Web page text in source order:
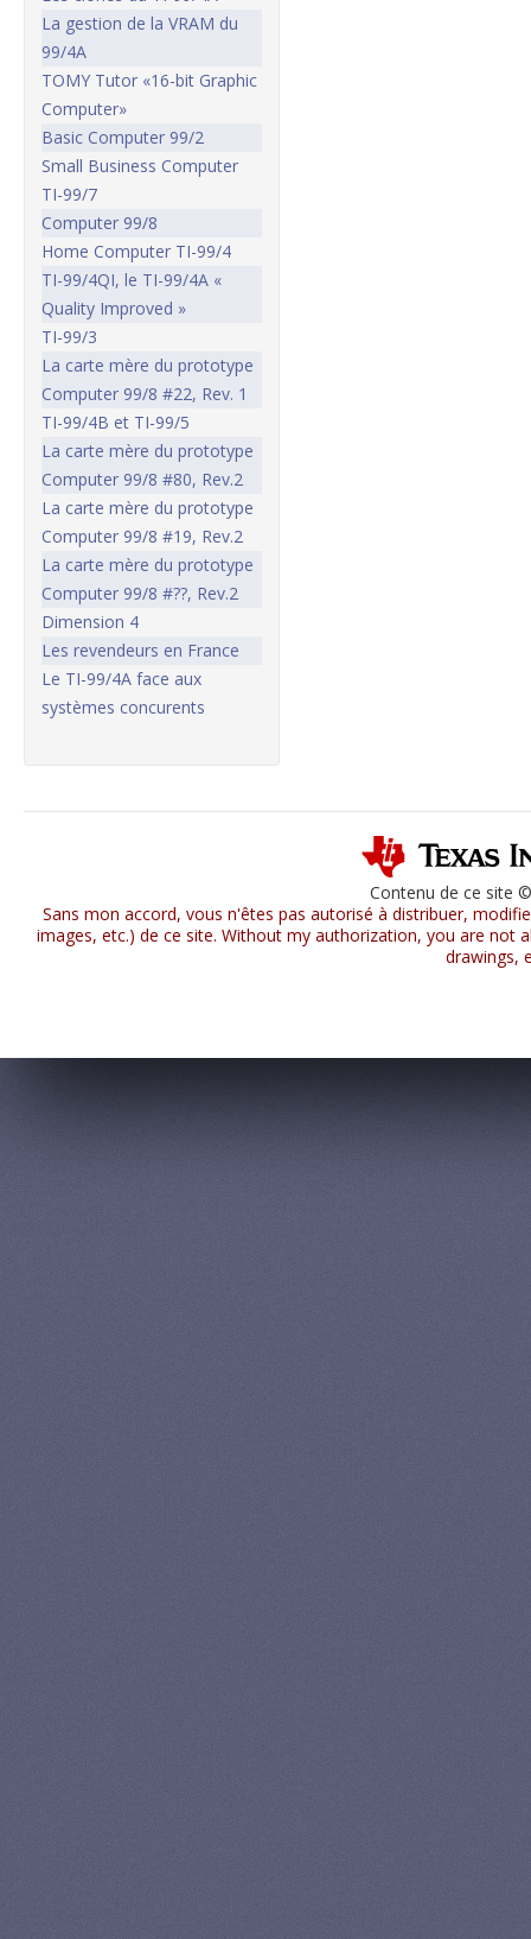
La gestion de la VRAM du
99/4A
TOMY Tutor «16-bit Graphic
Computer»
Basic Computer 99/2
Small Business Computer
TI-99/7
Computer 99/8
Home Computer TI-99/4
TI-99/4QI, le TI-99/4A «
Quality Improved »
TI-99/3
La carte mère du prototype
Computer 99/8 #22, Rev. 1
TI-99/4B et TI-99/5
La carte mère du prototype
Computer 99/8 #80, Rev.2
La carte mère du prototype
Computer 99/8 #19, Rev.2
La carte mère du prototype
Computer 99/8 #??, Rev.2
Dimension 4
Les revendeurs en France
Le TI-99/4A face aux
systèmes concurents
Contenu de ce site
Sans mon accord, vous n'êtes pas autorisé à distribuer,
images, etc.) de ce site. Without my authorization, you are
drawings,